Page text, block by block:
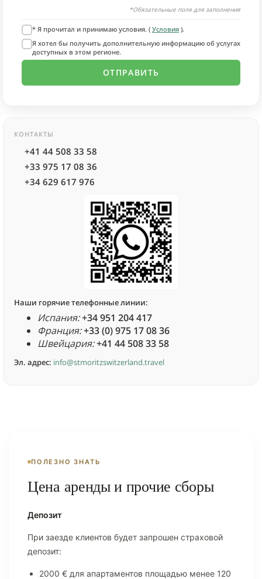
*Обязательные поля для заполнения
* Я прочитал и принимаю условия. ( Условия ).
Я хотел бы получить дополнительную информацию об услугах
доступных в этом регионе.
КОНТАКТЫ
+41 44 508 33 58
+33 975 17 08 36
+34 629 617 976
Наши горячие телефонные линии:
Испания:+34 951 204 417
Франция:+33 (0) 975 17 08 36
Швейцария:+41 44 508 33 58
Эл. адрес: info@stmoritzswitzerland.travel
ПОЛЕЗНО ЗНАТЬ
Цена аренды и прочие сборы
Депозит
При заезде клиентов будет запрошен страховой
депозит:
2000 € для апартаментов площадью менее 120